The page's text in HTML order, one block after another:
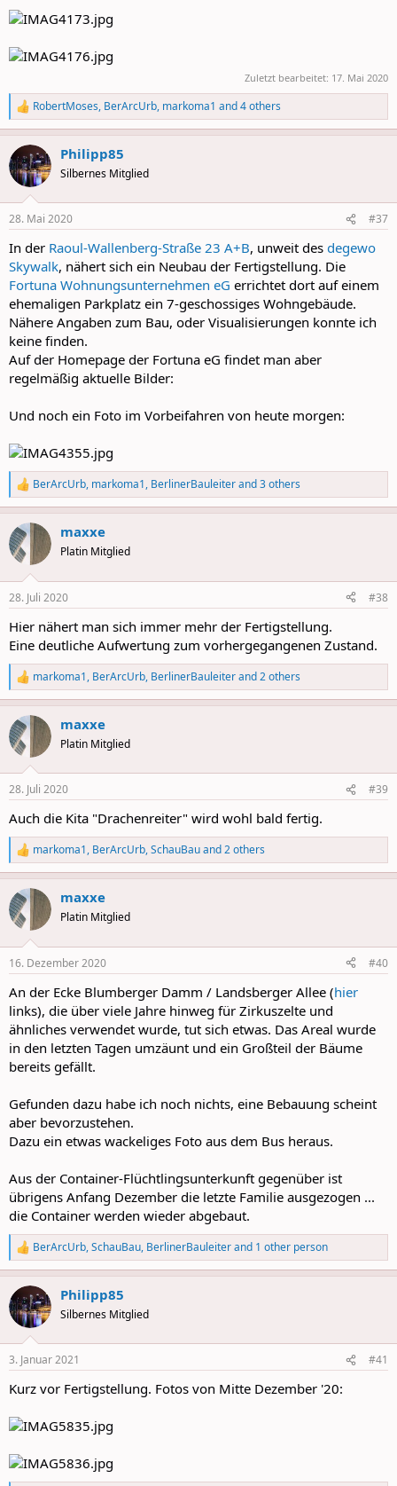
Zuletzt bearbeitet: 17. Mai 2020
R
e
a
c
t
i
s
RobertMoses, BerArcUrb, markoma1 and 4 others
Philipp85
Silbernes Mitglied
28. Mai 2020 #37
In der Raoul-Wallenberg-Straße 23 A+B, unweit des degewo
Skywalk, nähert sich ein Neubau der Fertigstellung. Die
Fortuna Wohnungsunternehmen eG errichtet dort auf einem
ehemaligen Parkplatz ein 7-geschossiges Wohngebäude.
Nähere Angaben zum Bau, oder Visualisierungen konnte ich
keine finden.
Auf der Homepage der Fortuna eG findet man aber
regelmäßig aktuelle Bilder:
Und noch ein Foto im Vorbeifahren von heute morgen:
R
e
a
c
t
i
s
BerArcUrb, markoma1, BerlinerBauleiterand 3 others
maxxe
Platin Mitglied
28. Juli 2020 #38
Hier nähert man sich immer mehr der Fertigstellung.
Eine deutliche Aufwertung zum vorhergegangenen Zustand.
R
e
a
c
t
i
s
markoma1, BerArcUrb, BerlinerBauleiterand 2 others
maxxe
Platin Mitglied
28. Juli 2020 #39
Auch die Kita "Drachenreiter" wird wohl bald fertig.
R
e
a
c
t
i
s
markoma1, BerArcUrb,SchauBauand 2 others
maxxe
Platin Mitglied
16. Dezember 2020 #40
An der Ecke Blumberger Damm / Landsberger Allee (hier
links), die über viele Jahre hinweg für Zirkuszelte und
ähnliches verwendet wurde, tut sich etwas. Das Areal wurde
in den letzten Tagen umzäunt und ein Großteil der Bäume
bereits gefällt.
Gefunden dazu habe ich noch nichts, eine Bebauung scheint
aber bevorzustehen.
Dazu ein etwas wackeliges Foto aus dem Bus heraus.
Aus der Container-Flüchtlingsunterkunft gegenüber ist
übrigens Anfang Dezember die letzte Familie ausgezogen ...
die Container werden wieder abgebaut.
R
e
a
c
t
i
s
BerArcUrb,SchauBau, BerlinerBauleiterand 1 other person
Philipp85
Silbernes Mitglied
3. Januar 2021 #41
Kurz vor Fertigstellung. Fotos von Mitte Dezember '20: